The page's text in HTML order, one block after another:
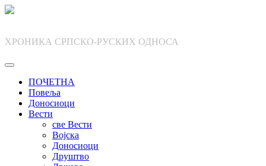
Skip
ХРОНИКА СРПСКО-РУСКИХ ОДНОСА
ПОЧЕТНА
Повеља
Доносиоци
Вести
све Вести
Војска
Доносиоци
Друштво